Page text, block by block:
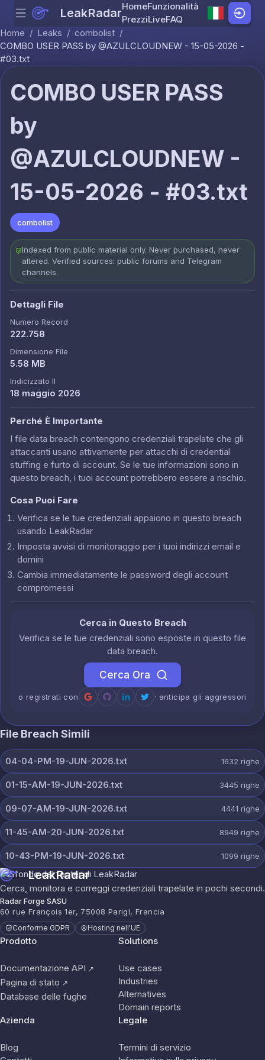
Skip to content
Menu LeakRadarHomeFunzionalità
PrezziLiveFAQ
Home / Leaks / combolist /
COMBO USER PASS by @AZULCLOUDNEW - 15-05-2026 -
#03.txt
COMBO USER PASS
by
@AZULCLOUDNEW -
15-05-2026 - #03.txt
combolist
Indexed from public material only. Never purchased, never
altered. Verified sources: public forums and Telegram
channels.
Dettagli File
Numero Record
222.758
Dimensione File
5.58 MB
Indicizzato Il
18 maggio 2026
Perché È Importante
I file data breach contengono credenziali trapelate che gli
attaccanti usano attivamente per attacchi di credential
stuffing e furto di account. Se le tue informazioni sono in
questo breach, i tuoi account potrebbero essere a rischio.
Cosa Puoi Fare
Verifica se le tue credenziali appaiono in questo breach
usando LeakRadar
Imposta avvisi di monitoraggio per i tuoi indirizzi email e
domini
Cambia immediatamente le password degli account
compromessi
Cerca in Questo Breach
Verifica se le tue credenziali sono esposte in questo file
data breach.
Cerca Ora
o registrati con · anticipa gli aggressori
File Breach Simili
04-04-PM-19-JUN-2026.txt 1632 righe
01-15-AM-19-JUN-2026.txt 3445 righe
09-07-AM-19-JUN-2026.txt 4441 righe
11-45-AM-20-JUN-2026.txt 8949 righe
10-43-PM-19-JUN-2026.txt 1099 righe
LeakRadar
Cerca, monitora e correggi credenziali trapelate in pochi secondi.
Radar Forge SASU
60 rue François 1er, 75008 Parigi, Francia
Conforme GDPR Hosting nell'UE
Prodotto
Documentazione API ↗
Pagina di stato ↗
Database delle fughe
Solutions
Use cases
Industries
Alternatives
Domain reports
Azienda
Blog
Legale
Termini di servizio